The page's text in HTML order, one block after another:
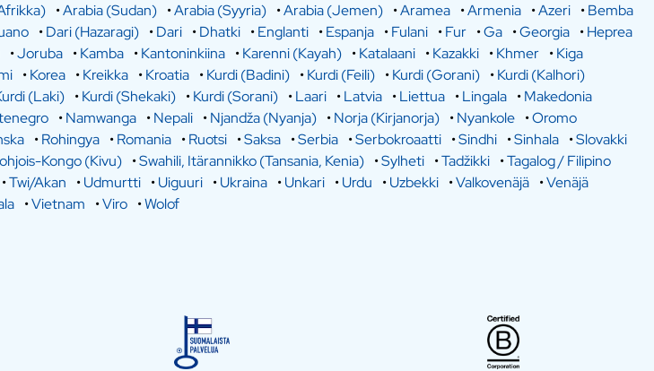
•Arabia (Sudan) •Arabia (Syyria) •Arabia (Jemen) •Aramea •Armenia •Azeri •Bemba
•Dari (Hazaragi) •Dari •Dhatki •Englanti •Espanja •Fulani •Fur •Ga •Georgia •Heprea
•Joruba •Kamba •Kantoninkiina •Karenni (Kayah) •Katalaani •Kazakki •Khmer •Kiga
•Korea •Kreikka •Kroatia •Kurdi (Badini) •Kurdi (Feili) •Kurdi (Gorani) •Kurdi (Kalhori)
(Laki) •Kurdi (Shekaki) •Kurdi (Sorani) •Laari •Latvia •Liettua •Lingala •Makedonia
•Namwanga •Nepali •Njandža (Nyanja) •Norja (Kirjanorja) •Nyankole •Oromo
•Rohingya •Romania •Ruotsi •Saksa •Serbia •Serbokroaatti •Sindhi •Sinhala •Slovakki
Kongo (Kivu) •Swahili, Itärannikko (Tansania, Kenia) •Sylheti •Tadžikki •Tagalog / Filipino
•Twi/Akan •Udmurtti •Uiguuri •Ukraina •Unkari •Urdu •Uzbekki •Valkovenäjä •Venäjä
•Vietnam •Viro •Wolof